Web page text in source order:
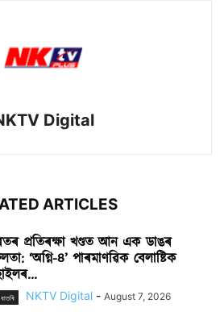
Digital
ARTICLES
প্ৰতিৰক্ষা খণ্ডত আন এক ডাঙৰ
‘অগ্নি-৪’ পাৰমাণৱিক বেলাষ্টিক
NKTV Digital - August 7, 2026